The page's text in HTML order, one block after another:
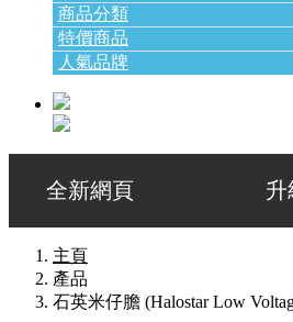
商品分類
特價商品
人氣品牌
全新網頁 升級服
主頁
產品
石英米仔膽 (Halostar Low